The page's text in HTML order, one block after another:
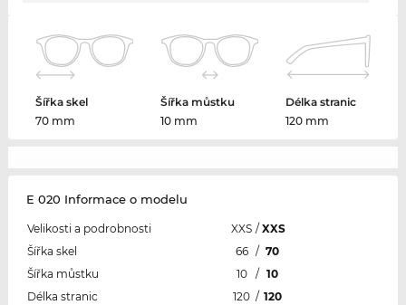
Šířka skel
70 mm
Šířka můstku
10 mm
Délka stranic
120 mm
E 020 Informace o modelu
Velikosti a podrobnosti XXS / XXS
Šířka skel
66 / 70
Šířka můstku
10 / 10
Délka stranic
120 / 120